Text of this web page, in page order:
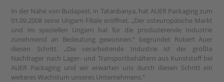
In der Nähe von Budapest, in Tatanbanya, hat AUER Packaging zum
01.09.2008 seine Ungarn Filiale eröffnet. „Der osteuropäische Markt
und im speziellen Ungarn hat für die produzierende Industrie
zunehmend an Bedeutung gewonnen.“ begründet Robert Auer
diesen Schritt. „Die verarbeitende Industrie ist der größte
Nachfrager nach Lager- und Transportbehältern aus Kunststoff bei
AUER Packaging und wir erwarten uns durch diesen Schritt ein
weiteres Wachstum unseres Unternehmens.“